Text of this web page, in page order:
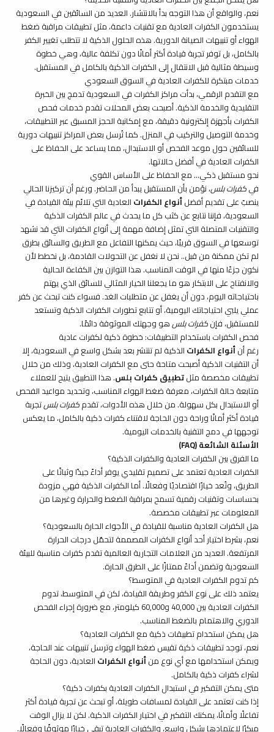
نعم، والواقع أن هذا التوجه بدأ بالانتشار. العديد من السائقين في السعودية
يستخدمون الكفرات العادية مع تقنيات داعمة، مثل تطبيقات مراقبة ضغط
الهواء أو تنبيهات الصيانة الدورية. هذه الحلول الذكية لا تتطلب تغيير الكفر
بالكامل، بل توفر تجربة قيادة أكثر أمانًا دون تكلفة عالية، وهي خطوة
وسيطة مثالية قبل الانتقال إلى الكفرات الذكية بالكامل في المستقبل.
خدمات مبتكرة للكفرات العادية في السوق السعودي
مع التقدم الرقمي، بدأت مراكز الكفرات في السعودية تدمج بين الخبرة
التقليدية والخدمة الذكية. أصبحت بعض المحلات تقدم خدمات فحص
الكفرات بأجهزة إلكترونية دقيقة، مع إمكانية الحجز المسبق عبر التطبيقات،
وخدمة التوصيل والتركيب في المنزل. كما تُرسل بعض المراكز تنبيهات دورية
للسائقين حول موعد الفحص أو الاستبدال، مما يساعد على الحفاظ على
الكفرات العادية في أفضل حالاتها.
نحو مستقبل ذكي… مع الحفاظ على الأساس القوي
فيكفرات بلس، نؤمن بأن المستقبل يبدأ من الحاضر. ورغم أن تركيزنا الحالي
ينصبّ على تقديم أفضلأنواع الكفرات العادية التي تلائم بيئة القيادة في
السعودية، فإننا نتابع عن كثب كل ما يحدث في عالم الكفرات الذكية
والتقنيات المتصلة التي تمثل إضافة مهمة إلى أنواع الكفرات التي قد نشهد
توسعها في السوق قريبًا، حيث يمكنها التفاعل مع الطريق والسائق بطرق
لم تكن ممكنة من قبل.. نحن لا نغفل عن التحولات القادمة، بل نخطط لأن
نكون جزءًا منها في الوقت المناسب. هذا التوازن بين الكفاءة الحالية
والانفتاح على الابتكار هو ما يجعلنا الخيار المثالي للسائق الذي يهتم
باحتياجاته اليوم، دون أن يغفل عن متطلبات الغد. فسواء كنت تبحث عن كفر
عملي يلبي احتياجاتك اليومية، أو تتابع تطورات الكفرات الذكية وتستعد
للمستقبل، فإنكفرات بلسهو وجهتك الموثوقة دائمًا.
فحص الكفرات باستخدام التطبيقات: خطوة ذكية لكفرات عادية
رغم أنأنواع الكفرات الذكية لم تنتشر بعد بشكل واسع في السعودية، إلا
أن التقنيات الذكية أصبحت متاحة حتى مع الكفرات العادية، وذلك من خلال
تطبيقات مخصصة مثلتطبيق كفرات بلس. هذا التطبيق يتيح للعملاء
متابعة حالة الكفرات، معرفة ضغط الهواء المناسب، وتحديد مواعيد الفحص
أو الاستبدال بكل سهولة. من خلال هذه الأدوات، تقدمكفرات بلستجربة
قيادة أكثر أمانًا وراحة دون الحاجة لاقتناء كفرات ذكية بالكامل، ما يعكس
توجهها في دمج التقنية بالخدمات اليومية.
الأسئلة الشائعة (FAQ)
ما الفرق بين الكفرات العادية والكفرات الذكية؟
الكفرات العادية تعتمد على تصميم تقليدي يوفر أداءً جيدًا وثباتًا على
الطريق، وتُعد خيارًا اقتصاديًا وفعالًا. أما الكفرات الذكية فهي مزودة
بحساسات وتقنيات رقمية تسمح بمراقبة الضغط والحرارة وغيرها من
المعلومات عبر تطبيقات مخصصة.
هل الكفرات العادية مناسبة للقيادة في الأجواء الحارة بالسعودية؟
نعم، بشرط اختيار أحد أنواع الكفرات المصممة لتحمّل درجات الحرارة
المرتفعة. العديد من العلامات التجارية العالمية تقدم كفرات مناسبة للبيئة
السعودية وتضمن أداءً ممتازًا على الطرق الحارة.
كم تدوم الكفرات العادية في المتوسط؟
يعتمد ذلك على نوع الكفر وطريقة القيادة، لكن في المتوسط، تدوم
الكفرات العادية بين 40,000 و60,000 كيلومتر، مع ضرورة إجراء الفحص
الدوري والاهتمام بالضغط المناسب.
هل يمكن استخدام تطبيقات ذكية مع الكفرات العادية؟
نعم، توجد تطبيقات ذكية تقيس ضغط الهواء وترسل تنبيهات عند الحاجة،
ويمكن استخدامها مع أي نوع منأنواع الكفرات العادية، دون الحاجة
لشراء كفرات ذكية بالكامل.
متى يمكن التفكير في استبدال الكفرات العادية بكفرات ذكية؟
إذا كنت تعتمد على القيادة لمسافات طويلة، أو تبحث عن تجربة قيادة أكثر
تفاعلًا وأمانًا، يمكنك التفكير في اختيار الكفرات الذكية. لكن لا يزال الوقت
مبكرًا لاعتمادها بشكل واسع، والكفرات العادية تبقى خيارًا موثوقًا وفعالًا.